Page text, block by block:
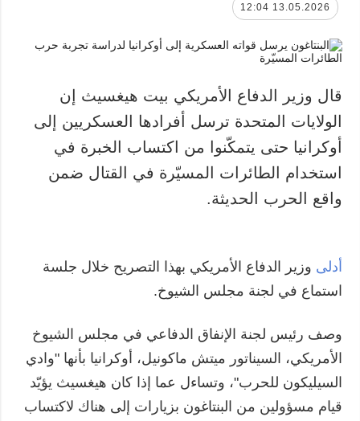
13.05.2026 12:04
قال وزير الدفاع الأمريكي بيت هيغسيث إن
الولايات المتحدة ترسل أفرادها العسكريين إلى
أوكرانيا حتى يتمكّنوا من اكتساب الخبرة في
استخدام الطائرات المسيّرة في القتال ضمن
واقع الحرب الحديثة.
أدلى وزير الدفاع الأمريكي بهذا التصريح خلال جلسة
استماع في لجنة مجلس الشيوخ.
وصف رئيس لجنة الإنفاق الدفاعي في مجلس الشيوخ
الأمريكي، السيناتور ميتش ماكونيل، أوكرانيا بأنها "وادي
السيليكون للحرب"، وتساءل عما إذا كان هيغسيث يؤيّد
قيام مسؤولين من البنتاغون بزيارات إلى هناك لاكتساب